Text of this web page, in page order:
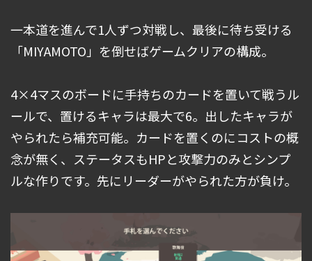
一本道を進んで1人ずつ対戦し、最後に待ち受ける
「MIYAMOTO」を倒せばゲームクリアの構成。
4×4マスのボードに手持ちのカードを置いて戦うル
ールで、置けるキャラは最大で6。出したキャラが
やられたら補充可能。カードを置くのにコストの概
念が無く、ステータスもHPと攻撃力のみとシンプ
ルな作りです。先にリーダーがやられた方が負け。